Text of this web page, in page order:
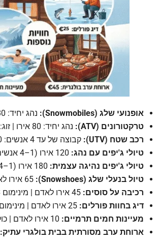
אופנועי שלג (Snowmobiles):
נהג יחיד: 130 אירו | זוג (על אופנוע אחד): 150 אירו | כולל הסעה ונסיעה אחת.
טרקטורונים (ATV):
נהג יחיד: 80 אירו | זוג: 100 אירו | משך הפעילות: שעה
רכב שטח (UTV):
קבוצה של עד 4 אנשים: 170 אירו | נהיגה עצמית: תוספת 30 אירו | משך הפעילות: שעה
טיולי ג'יפים עם נהג:
טיולי ג'יפים נהיגה עצמית:
טיול בנעלי שלג (Snowshoes):
רכיבה על סוסים:
דיג בחוות פורלים:
מעיינות חמים תרמיים:
ארוחת ערב מסורתית בבית בולגרי עתיק: